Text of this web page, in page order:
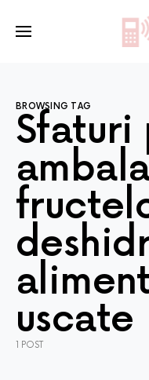
BROWSING TAG
Sfaturi
uscate
1 POST